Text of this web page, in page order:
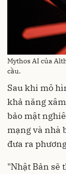
Mythos AI của
cầu.
Sau khi mô
khả năng
bảo mật
mạng và nhà
đưa ra
"Nhật Bản sẽ